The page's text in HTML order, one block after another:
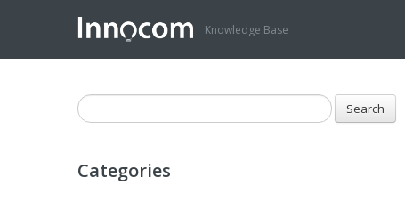
Knowledge Base
Categories